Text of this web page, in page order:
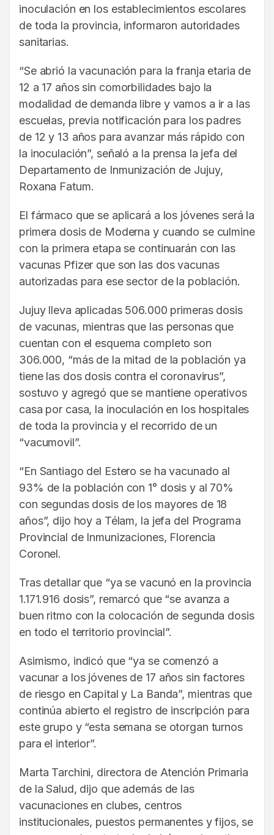
inoculación en los establecimientos escolares
de toda la provincia, informaron autoridades
sanitarias.
“Se abrió la vacunación para la franja etaria de
12 a 17 años sin comorbilidades bajo la
modalidad de demanda libre y vamos a ir a las
escuelas, previa notificación para los padres
de 12 y 13 años para avanzar más rápido con
la inoculación”, señaló a la prensa la jefa del
Departamento de Inmunización de Jujuy,
Roxana Fatum.
El fármaco que se aplicará a los jóvenes será la
primera dosis de Moderna y cuando se culmine
con la primera etapa se continuarán con las
vacunas Pfizer que son las dos vacunas
autorizadas para ese sector de la población.
Jujuy lleva aplicadas 506.000 primeras dosis
de vacunas, mientras que las personas que
cuentan con el esquema completo son
306.000, “más de la mitad de la población ya
tiene las dos dosis contra el coronavirus”,
sostuvo y agregó que se mantiene operativos
casa por casa, la inoculación en los hospitales
de toda la provincia y el recorrido de un
“vacumovil”.
“En Santiago del Estero se ha vacunado al
93% de la población con 1° dosis y al 70%
con segundas dosis de los mayores de 18
años”, dijo hoy a Télam, la jefa del Programa
Provincial de Inmunizaciones, Florencia
Coronel.
Tras detallar que “ya se vacunó en la provincia
1.171.916 dosis”, remarcó que “se avanza a
buen ritmo con la colocación de segunda dosis
en todo el territorio provincial”.
Asimismo, indicó que “ya se comenzó a
vacunar a los jóvenes de 17 años sin factores
de riesgo en Capital y La Banda”, mientras que
continúa abierto el registro de inscripción para
este grupo y “esta semana se otorgan turnos
para el interior”.
Marta Tarchini, directora de Atención Primaria
de la Salud, dijo que además de las
vacunaciones en clubes, centros
institucionales, puestos permanentes y fijos, se